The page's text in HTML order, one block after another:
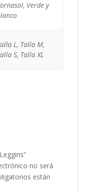
Verde y
L, Talla M,
S, Talla XL
no será
están